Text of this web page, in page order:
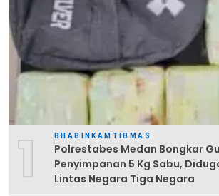
1 BHABINKAMTIBMAS
Polrestabes Medan Bongkar
Penyimpanan 5 Kg Sabu,
Lintas Negara Tiga Negara